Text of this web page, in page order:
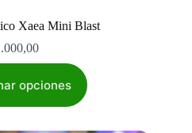
Xaea Mini Blast
opciones
producto